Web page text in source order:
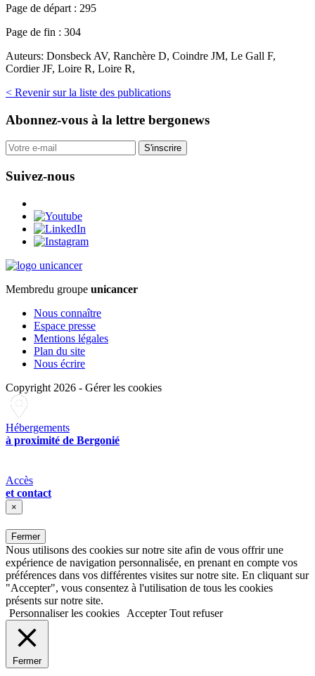
Page de départ : 295
Page de fin : 304
Auteurs: Donsbeck AV, Ranchère D, Coindre JM, Le Gall F,
Cordier JF, Loire R, Loire R,
< Revenir sur la liste des publications
Abonnez-vous à la lettre bergonews
S'inscrire
Suivez-nous
Membredu groupe unicancer
Nous connaître
Espace presse
Mentions légales
Plan du site
Nous écrire
Copyright 2026 - Gérer les cookies
Hébergements
à proximité de Bergonié
Accès
et contact
×
Fermer
Nous utilisons des cookies sur notre site afin de vous offrir une
expérience de navigation personnalisée, en prenant en compte vos
préférences dans vos différentes visites sur notre site. En cliquant sur
"Accepter", vous consentez à l'utilisation de tous les cookies
présents sur notre site.
Personnaliser les cookies
Accepter Tout refuser
Fermer